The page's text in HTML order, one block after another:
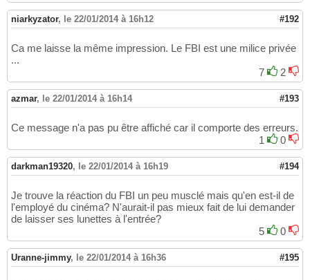
niarkyzator, le 22/01/2014 à 16h12 #192
Ca me laisse la même impression. Le FBI est une milice privée
...
7
2
azmar, le 22/01/2014 à 16h14 #193
Ce message n'a pas pu être affiché car il comporte des erreurs.
1
0
darkman19320, le 22/01/2014 à 16h19 #194
Je trouve la réaction du FBI un peu musclé mais qu'en est-il de
l'employé du cinéma? N'aurait-il pas mieux fait de lui demander
de laisser ses lunettes à l'entrée?
5
0
Uranne-jimmy, le 22/01/2014 à 16h36 #195